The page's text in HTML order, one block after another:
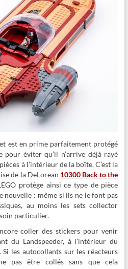
est en prime parfaitement protégé
pour éviter qu’il n’arrive déjà rayé
à l’intérieur de la boîte. C’est la
de la DeLorean 10300 Back to the
protège ainsi ce type de pièce
nouvelle : même si ils ne le font pas
au moins les sets collector
particulier.
coller des stickers pour venir
du Landspeeder, à l’intérieur du
les autocollants sur les réacteurs
pas être collés sans que cela